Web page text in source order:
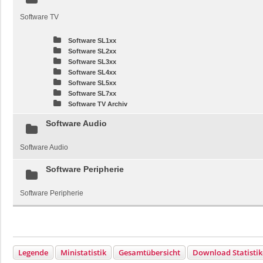
Software TV
Software SL1xx
Software SL2xx
Software SL3xx
Software SL4xx
Software SL5xx
Software SL7xx
Software TV Archiv
Software Audio
Software Audio
Software Peripherie
Software Peripherie
Legende Ministatistik Gesamtübersicht Download